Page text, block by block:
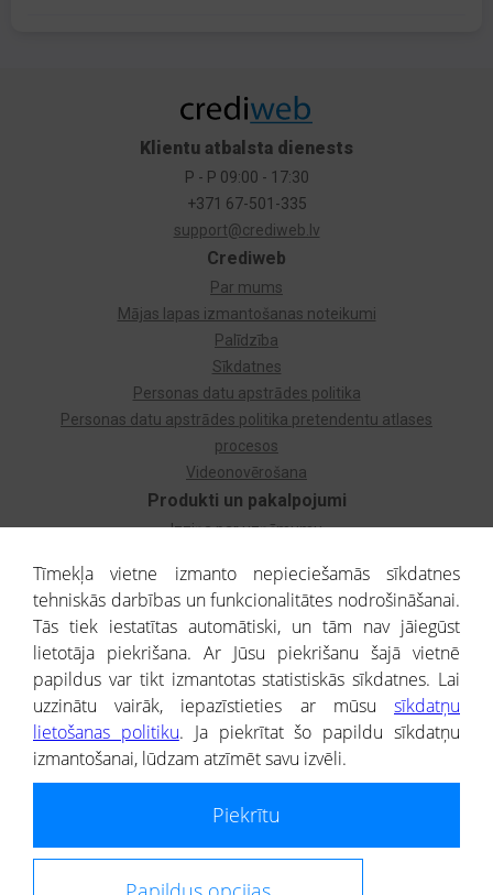
Produkti un pakalpojumi
Izziņa par uzņēmumu
Dzimtas koks
Uzņēmumu atlase
Monitorings
Kredītizziņa par ārvalstu uzņēmumiem
Crediweb
Par mums
Mājas lapas izmantošanas noteikumi
Palīdzība
Sīkdatnes
Personas datu apstrādes politika
Personas datu apstrādes politika pretendentu atlases
procesos
Videonovērošana
Klientu atbalsta dienests
P - P 09:00 - 17:30
+371 67-501-335
support@crediweb.lv
® CREDITREFORM Latvija
SIA
Portāla ietvaros saņemtajai informācijai ir uzziņas raksturs, un tai nav
atbildīgs par fizisko personu datu aizsardzības tiesiskā regulējuma, kā arī
Tīmekļa vietne izmanto nepieciešamās sīkdatnes
tehniskās darbības un funkcionalitātes nodrošināšanai.
Tās tiek iestatītas automātiski, un tām nav jāiegūst
lietotāja piekrišana. Ar Jūsu piekrišanu šajā vietnē
papildus var tikt izmantotas statistiskās sīkdatnes. Lai
uzzinātu vairāk, iepazīstieties ar mūsu sīkdatņu
lietošanas politiku. Ja piekrītat šo papildu sīkdatņu
izmantošanai, lūdzam atzīmēt savu izvēli.
Piekrītu